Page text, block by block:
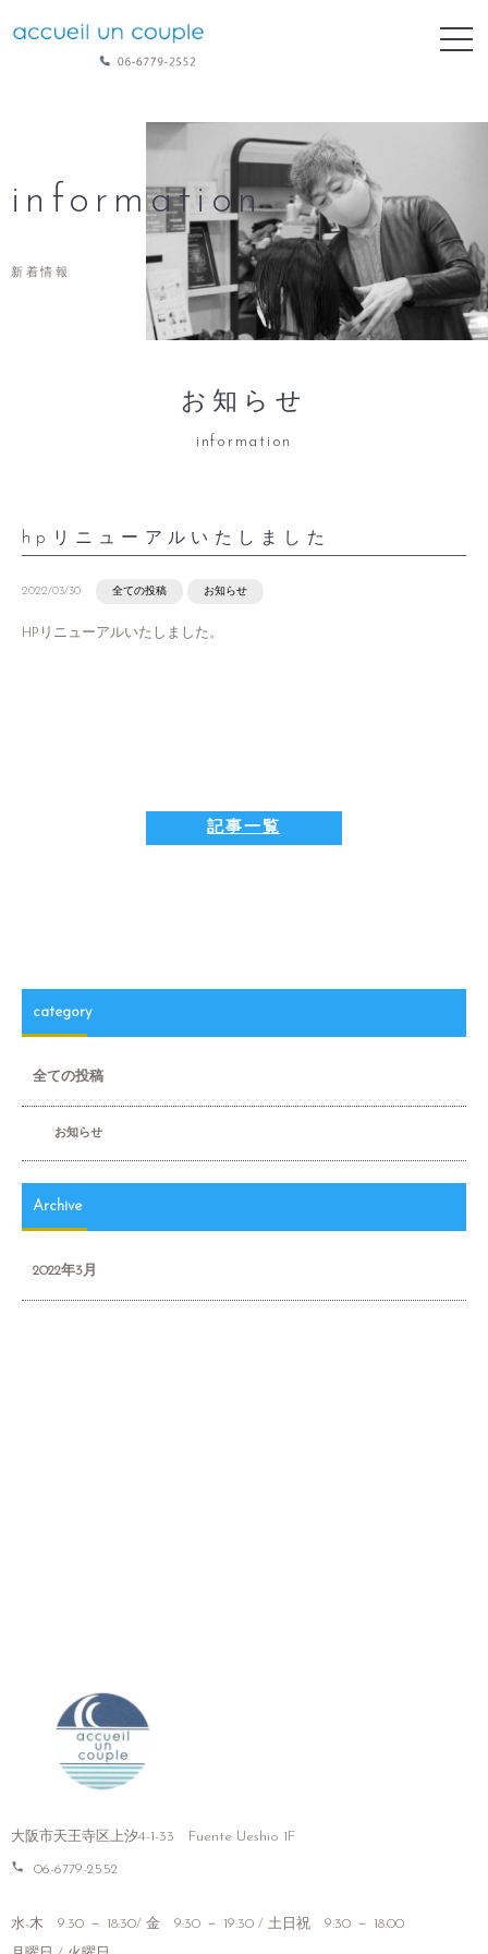
information
新着情報
お知らせ
information
hpリニューアルいたしました
2022/03/30 全ての投稿 お知らせ
HPリニューアルいたしました。
記事一覧
category
全ての投稿
お知らせ
Archive
2022年3月
大阪市天王寺区上汐4-1-33 Fuente Ueshio 1F
phone 06-6779-2552
水-木 9:30 － 18:30/ 金 9:30 － 19:30 / 土日祝 9:30 － 18:00